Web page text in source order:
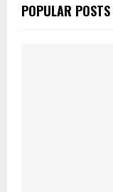
POPULAR POSTS